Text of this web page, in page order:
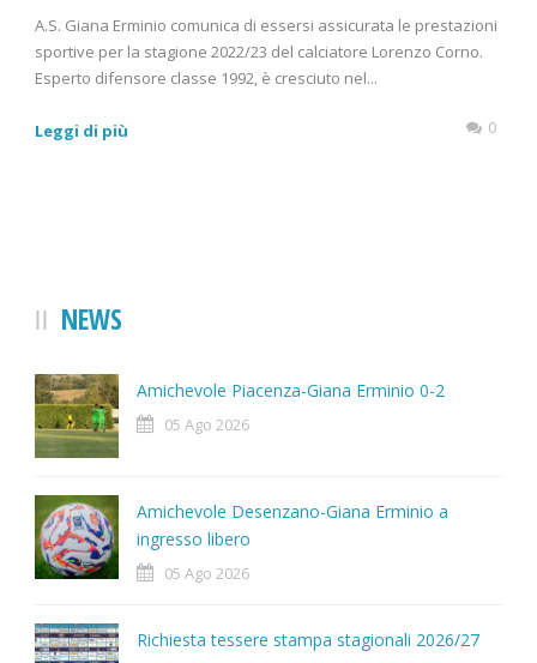
A.S. Giana Erminio comunica di essersi assicurata le prestazioni
sportive per la stagione 2022/23 del calciatore Lorenzo Corno.
Esperto difensore classe 1992, è cresciuto nel...
Leggi di più 0
NEWS
Amichevole Piacenza-Giana Erminio 0-2
05 Ago 2026
Amichevole Desenzano-Giana Erminio a
ingresso libero
05 Ago 2026
Richiesta tessere stampa stagionali 2026/27